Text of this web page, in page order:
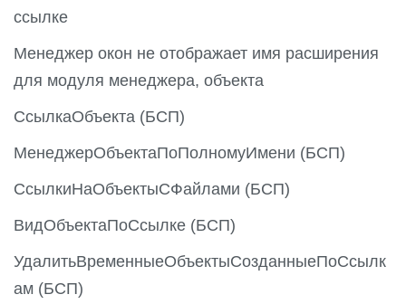
ссылке
Менеджер окон не отображает имя расширения
для модуля менеджера, объекта
СсылкаОбъекта (БСП)
МенеджерОбъектаПоПолномуИмени (БСП)
СсылкиНаОбъектыСФайлами (БСП)
ВидОбъектаПоСсылке (БСП)
УдалитьВременныеОбъектыСозданныеПоСсылк
ам (БСП)